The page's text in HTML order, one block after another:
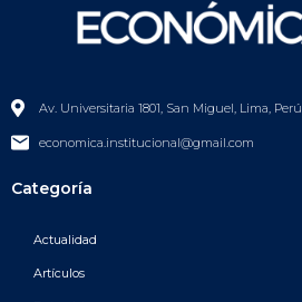
Av. Universitaria 1801, San Miguel, Lima, Perú
economica.institucional@gmail.com
Categoría
Actualidad
Artículos